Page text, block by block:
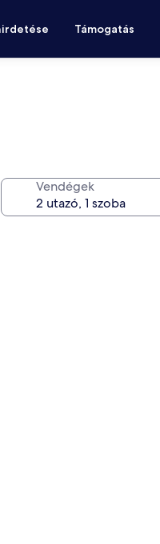
Támogatás
Vendégek